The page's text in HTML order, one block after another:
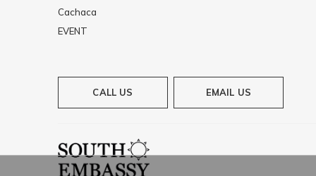
Cachaca
EVENT
CALL US EMAIL US